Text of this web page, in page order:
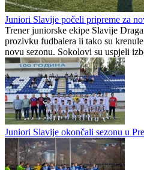
Juniorska Premijer liga BiH
0 0